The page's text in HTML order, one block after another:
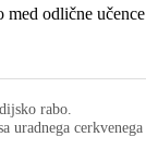
med odlične učence
rabo.
cerkvenega